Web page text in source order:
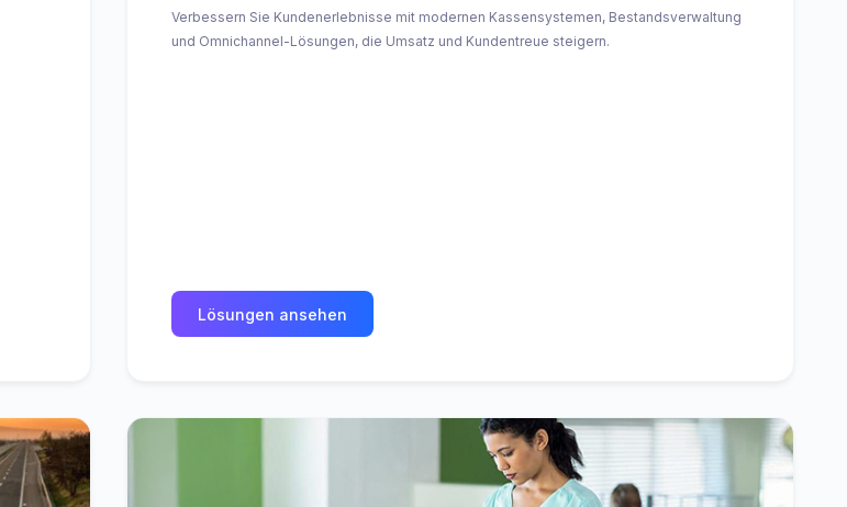
Verbessern Sie Kundenerlebnisse mit modernen Kassensystemen, Bestandsverwaltung
und Omnichannel-Lösungen, die Umsatz und Kundentreue steigern.
Lösungen ansehen